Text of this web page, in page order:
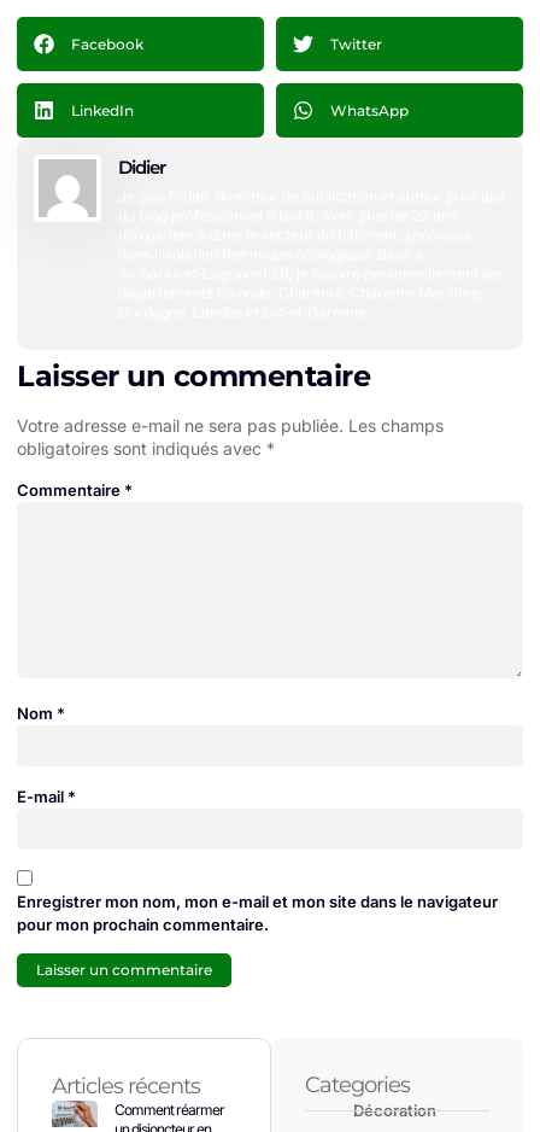
Facebook Twitter
LinkedIn WhatsApp
Didier
Laisser un commentaire
Votre adresse e-mail ne sera pas publiée. Les champs
obligatoires sont indiqués avec *
Commentaire *
Nom *
E-mail *
Enregistrer mon nom, mon e-mail et mon site dans le navigateur
pour mon prochain commentaire.
Articles récents
Comment réarmer
Categories
Décoration